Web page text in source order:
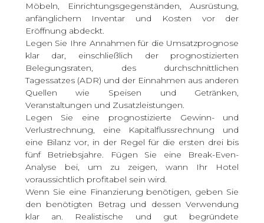
Möbeln, Einrichtungsgegenständen, Ausrüstung,
anfänglichem Inventar und Kosten vor der
Eröffnung abdeckt.
Legen Sie Ihre Annahmen für die Umsatzprognose
klar dar, einschließlich der prognostizierten
Belegungsraten, des durchschnittlichen
Tagessatzes (ADR) und der Einnahmen aus anderen
Quellen wie Speisen und Getränken,
Veranstaltungen und Zusatzleistungen.
Legen Sie eine prognostizierte Gewinn- und
Verlustrechnung, eine Kapitalflussrechnung und
eine Bilanz vor, in der Regel für die ersten drei bis
fünf Betriebsjahre. Fügen Sie eine Break-Even-
Analyse bei, um zu zeigen, wann Ihr Hotel
voraussichtlich profitabel sein wird.
Wenn Sie eine Finanzierung benötigen, geben Sie
den benötigten Betrag und dessen Verwendung
klar an. Realistische und gut begründete